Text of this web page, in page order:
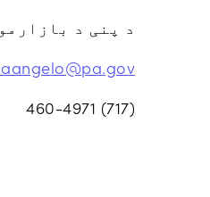
د پنی د
(717) 460-4971